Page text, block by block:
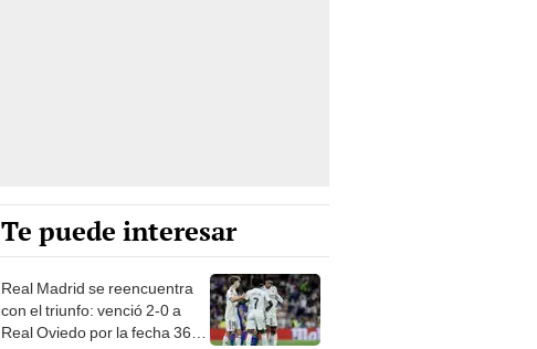
Te puede interesar
Real Madrid se reencuentra
con el triunfo: venció 2-0 a
Real Oviedo por la fecha 36